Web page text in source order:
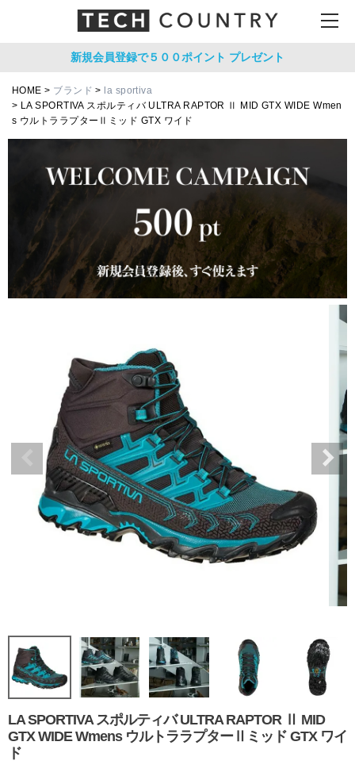
新規会員登録で５００ポイント プレゼント
HOME ブランド
la sportiva
LA SPORTIVA スポルティバ ULTRA RAPTOR Ⅱ MID GTX WIDE Wmen
s ウルトララプターⅡミッド GTX ワイド
LA SPORTIVA スポルティバ ULTRA RAPTOR Ⅱ MID
GTX WIDE Wmens ウルトララプターⅡミッド GTX ワイ
ド